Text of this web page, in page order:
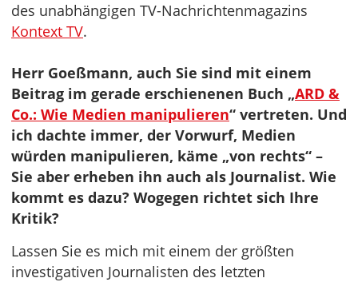
des unabhängigen TV-Nachrichtenmagazins
Kontext TV.
Herr Goeßmann, auch Sie sind mit einem
Beitrag im gerade erschienenen Buch „ARD &
Co.: Wie Medien manipulieren“ vertreten. Und
ich dachte immer, der Vorwurf, Medien
würden manipulieren, käme „von rechts“ –
Sie aber erheben ihn auch als Journalist. Wie
kommt es dazu? Wogegen richtet sich Ihre
Kritik?
Lassen Sie es mich mit einem der größten
investigativen Journalisten des letzten